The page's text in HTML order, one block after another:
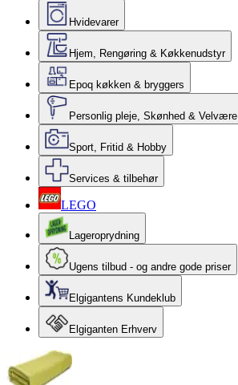
Hvidevarer
Hjem, Rengøring & Køkkenudstyr
Epoq køkken & bryggers
Personlig pleje, Skønhed & Velvære
Sport, Fritid & Hobby
Services & tilbehør
LEGO
Lageroprydning
Ugens tilbud - og andre gode priser
Elgigantens Kundeklub
Elgiganten Erhverv